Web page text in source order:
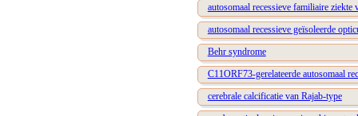
autosomaal recessieve familiaire ziekte
autosomaal recessieve geïsoleerde
Behr syndrome
C11ORF73-gerelateerde autosomaal
cerebrale calcificatie van Rajab-type